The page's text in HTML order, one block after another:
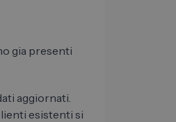
gia presenti
aggiornati.
esistenti si